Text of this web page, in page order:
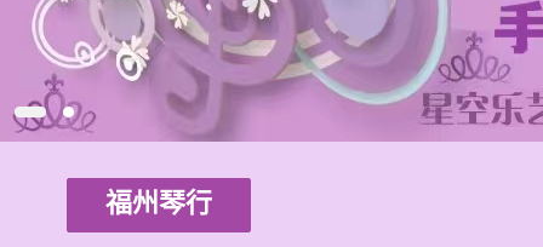
福州琴行